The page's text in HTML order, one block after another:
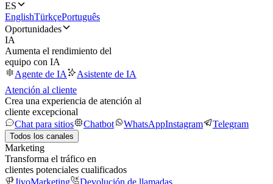
ES
EnglishTürkçePortuguês
Oportunidades
IA
Aumenta el rendimiento del
equipo con IA
Agente de IA
Asistente de IA
Atención al cliente
Crea una experiencia de atención al
cliente excepcional
Chat para sitios
Chatbot WhatsAppInstagram Telegram
Todos los canales
Marketing
Transforma el tráfico en
clientes potenciales cualificados
JivoMarketing
Devolución de llamadas